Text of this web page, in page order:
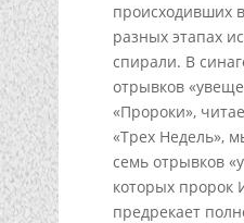
происходивших
разных этапах
спирали. В
отрывков
«Пророки»,
«Трех Недель»,
семь отрывков
которых пророк
предрекает